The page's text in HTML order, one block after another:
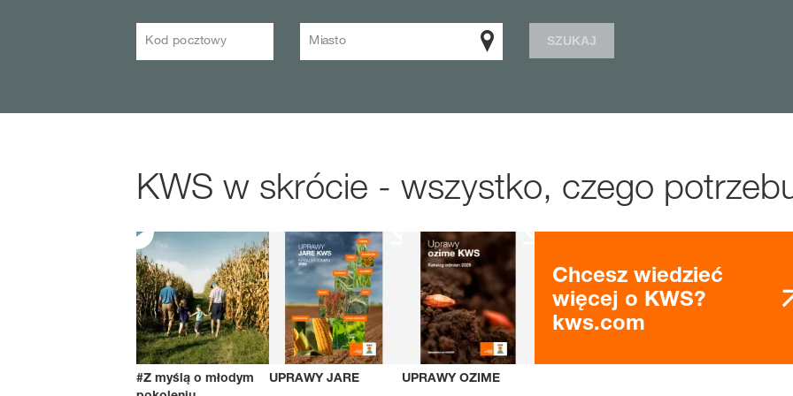
Kod pocztowy Miasto SZUKAJ
KWS w skrócie - wszystko, czego
#Z myślą o młodym
UPRAWY JARE UPRAWY OZIME
Chcesz wiedzieć
więcej o KWS?
kws.com